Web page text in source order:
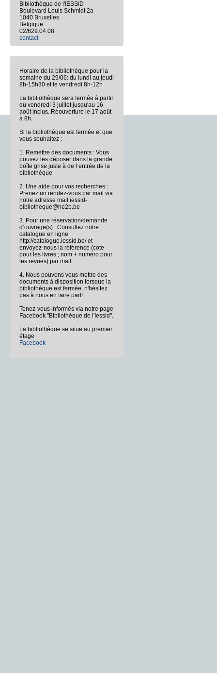
Bibliothèque de l'IESSID
Boulevard Louis Schmidt 2a
1040 Bruxelles
Belgique
02/629.04.08
contact
Horaire de la bibliothèque pour la
semaine du 29/06: du lundi au jeudi
8h-15h30 et le vendredi 8h-12h
La bibliothèque sera fermée à partir
du vendredi 3 juillet jusqu'au 16
août inclus. Réouverture le 17 août
à 8h.
Si la bibliothèque est fermée et que
vous souhaitez :
1. Remettre des documents : Vous
pouvez les déposer dans la grande
boîte grise juste à de l’entrée de la
bibliothèque
2. Une aide pour vos recherches :
Prenez un rendez-vous par mail via
notre adresse mail iessid-
bibliotheque@he2b.be
3. Pour une réservation/demande
d’ouvrage(s) : Consultez notre
catalogue en ligne
http://catalogue.iessid.be/ et
envoyez-nous la référence (cote
pour les livres ; nom + numéro pour
les revues) par mail.
4. Nous pouvons vous mettre des
documents à disposition lorsque la
bibliothèque est fermée, n'hésitez
pas à nous en faire part!
Tenez-vous informés via notre page
Facebook "Bibliothèque de l'Iessid".
La bibliothèque se situe au premier
étage
Facebook